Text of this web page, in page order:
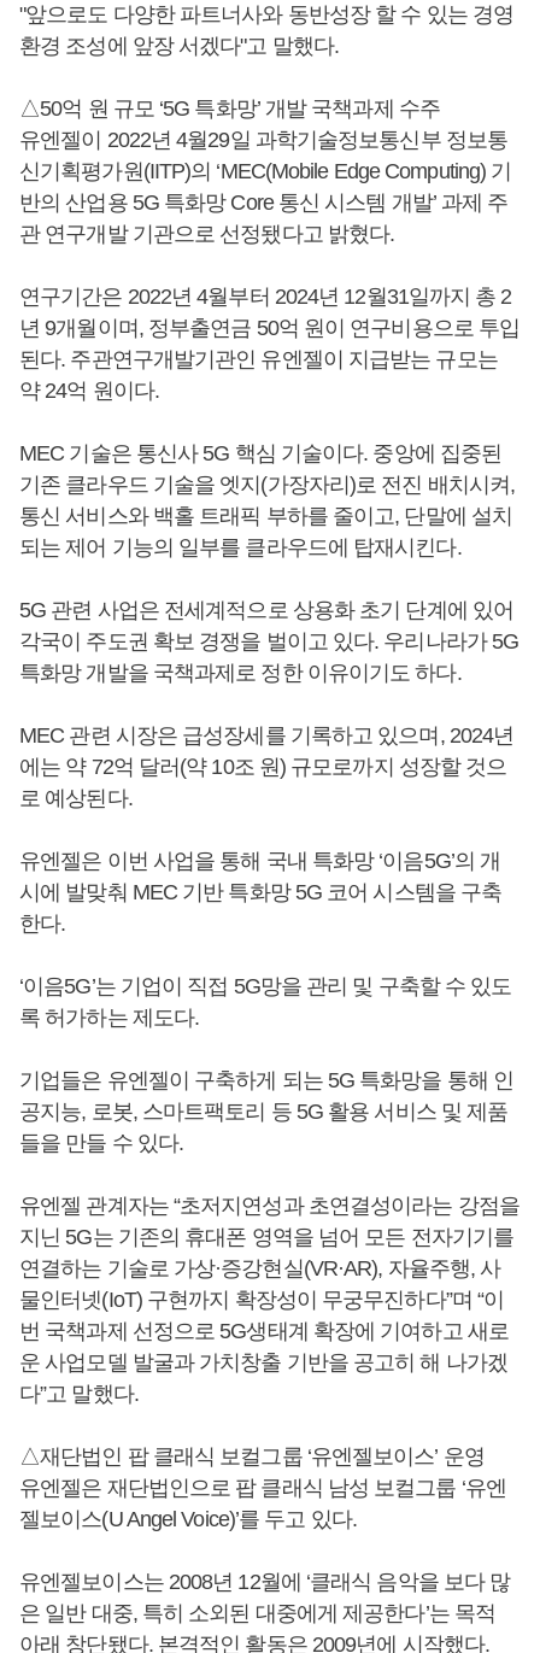
"앞으로도 다양한 파트너사와 동반성장 할 수 있는 경영
환경 조성에 앞장 서겠다"고 말했다.
△50억 원 규모 ‘5G 특화망’ 개발 국책과제 수주
유엔젤이 2022년 4월29일 과학기술정보통신부 정보통
신기획평가원(IITP)의 ‘MEC(Mobile Edge Computing) 기
반의 산업용 5G 특화망 Core 통신 시스템 개발’ 과제 주
관 연구개발 기관으로 선정됐다고 밝혔다.
연구기간은 2022년 4월부터 2024년 12월31일까지 총 2
년 9개월이며, 정부출연금 50억 원이 연구비용으로 투입
된다. 주관연구개발기관인 유엔젤이 지급받는 규모는
약 24억 원이다.
MEC 기술은 통신사 5G 핵심 기술이다. 중앙에 집중된
기존 클라우드 기술을 엣지(가장자리)로 전진 배치시켜,
통신 서비스와 백홀 트래픽 부하를 줄이고, 단말에 설치
되는 제어 기능의 일부를 클라우드에 탑재시킨다.
5G 관련 사업은 전세계적으로 상용화 초기 단계에 있어
각국이 주도권 확보 경쟁을 벌이고 있다. 우리나라가 5G
특화망 개발을 국책과제로 정한 이유이기도 하다.
MEC 관련 시장은 급성장세를 기록하고 있으며, 2024년
에는 약 72억 달러(약 10조 원) 규모로까지 성장할 것으
로 예상된다.
유엔젤은 이번 사업을 통해 국내 특화망 ‘이음5G’의 개
시에 발맞춰 MEC 기반 특화망 5G 코어 시스템을 구축
한다.
‘이음5G’는 기업이 직접 5G망을 관리 및 구축할 수 있도
록 허가하는 제도다.
기업들은 유엔젤이 구축하게 되는 5G 특화망을 통해 인
공지능, 로봇, 스마트팩토리 등 5G 활용 서비스 및 제품
들을 만들 수 있다.
유엔젤 관계자는 “초저지연성과 초연결성이라는 강점을
지닌 5G는 기존의 휴대폰 영역을 넘어 모든 전자기기를
연결하는 기술로 가상·증강현실(VR·AR), 자율주행, 사
물인터넷(IoT) 구현까지 확장성이 무궁무진하다”며 “이
번 국책과제 선정으로 5G생태계 확장에 기여하고 새로
운 사업모델 발굴과 가치창출 기반을 공고히 해 나가겠
다”고 말했다.
△재단법인 팝 클래식 보컬그룹 ‘유엔젤보이스’ 운영
유엔젤은 재단법인으로 팝 클래식 남성 보컬그룹 ‘유엔
젤보이스(U Angel Voice)’를 두고 있다.
유엔젤보이스는 2008년 12월에 ‘클래식 음악을 보다 많
은 일반 대중, 특히 소외된 대중에게 제공한다’는 목적
아래 창단됐다. 본격적인 활동은 2009년에 시작했다.